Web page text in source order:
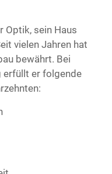
Optik, sein Haus
vielen Jahren hat
bewährt. Bei
erfüllt er folgende